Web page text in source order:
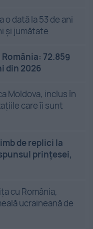
o dată la 53 de ani
și jumătate
72.859
din 2026
Moldova, inclus în
care îi sunt
de replici la
prințesei,
cu România,
ucraineană de